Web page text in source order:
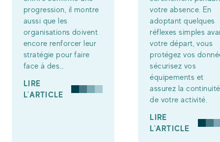
progression, il montre
aussi que les
organisations doivent
encore renforcer leur
stratégie pour faire
face à des…
LIRE
L'ARTICLE
votre absence. En
adoptant quelques
réflexes simples
votre départ, vous
protégez vos
sécurisez vos
équipements et
assurez la continuité
de votre activité.
LIRE
L'ARTICLE